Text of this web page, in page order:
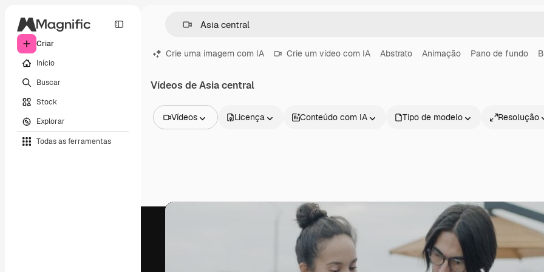
Criar
Início
Buscar
Stock
Explorar
Todas as ferramentas
Crie uma imagem com IA Crie um vídeo com IA Abstrato Animação Pano de fundo
Vídeos de Asia central
Vídeos
Vídeos
Licença Conteúdo com IA Tipo de modelo Resolução
Produtos Começar